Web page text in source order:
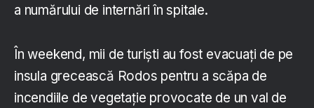
a numărului de internări în spitale.
În weekend, mii de turiști au fost evacuați de pe
insula grecească Rodos pentru a scăpa de
incendiile de vegetație provocate de un val de